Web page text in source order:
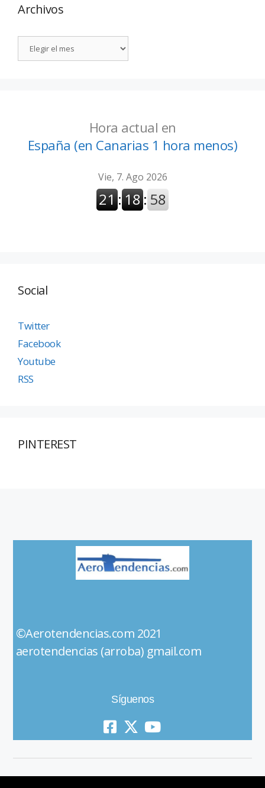
Archivos
Hora actual en
España (en Canarias 1 hora menos)
Social
Twitter
Facebook
Youtube
RSS
PINTEREST
©Aerotendencias.com 2021
aerotendencias (arroba) gmail.com
Síguenos